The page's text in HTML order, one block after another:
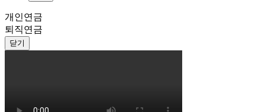
개인연금
퇴직연금
닫기